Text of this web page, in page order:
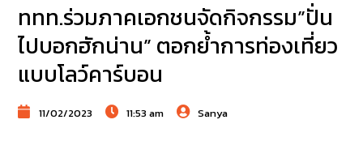
ททท.ร่วมภาคเอกชนจัดกิจกรรม”ปั่น
ไปบอกฮักน่าน” ตอกย้ำการท่องเที่ยว
แบบโลว์คาร์บอน
11/02/2023 11:53 am Sanya